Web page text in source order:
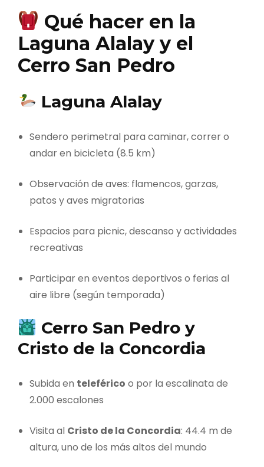
Qué hacer en la
Laguna Alalay y el
Cerro San Pedro
Laguna Alalay
Sendero perimetral para caminar, correr o
andar en bicicleta (8.5 km)
Observación de aves: flamencos, garzas,
patos y aves migratorias
Espacios para picnic, descanso y actividades
recreativas
Participar en eventos deportivos o ferias al
aire libre (según temporada)
Cerro San Pedro y
Cristo de la Concordia
Subida en teleférico o por la escalinata de
2.000 escalones
Visita al Cristo de la Concordia: 44.4 m de
altura, uno de los más altos del mundo